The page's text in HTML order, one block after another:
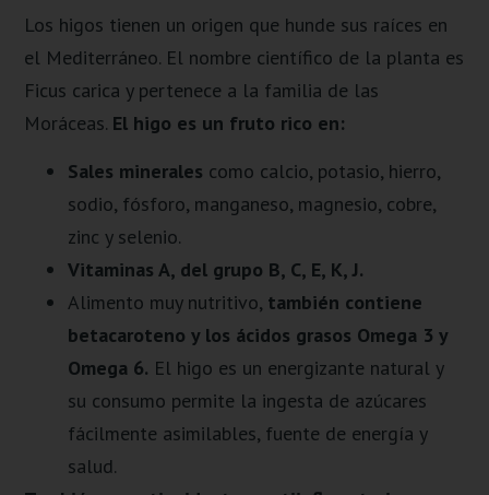
Los higos tienen un origen que hunde sus raíces en
el Mediterráneo. El nombre científico de la planta es
Ficus carica y pertenece a la familia de las
Moráceas. El higo es un fruto rico en:
Sales minerales como calcio, potasio, hierro,
sodio, fósforo, manganeso, magnesio, cobre,
zinc y selenio.
Vitaminas A, del grupo B, C, E, K, J.
Alimento muy nutritivo, también contiene
betacaroteno y los ácidos grasos Omega 3 y
Omega 6. El higo es un energizante natural y
su consumo permite la ingesta de azúcares
fácilmente asimilables, fuente de energía y
salud.